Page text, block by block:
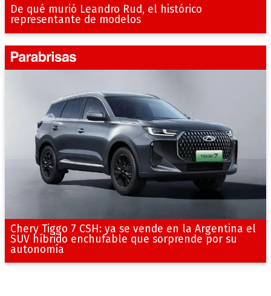
De qué murió Leandro Rud, el histórico
representante de modelos
Chery Tiggo 7 CSH: ya se vende en la Argentina el
SUV híbrido enchufable que sorprende por su
autonomía